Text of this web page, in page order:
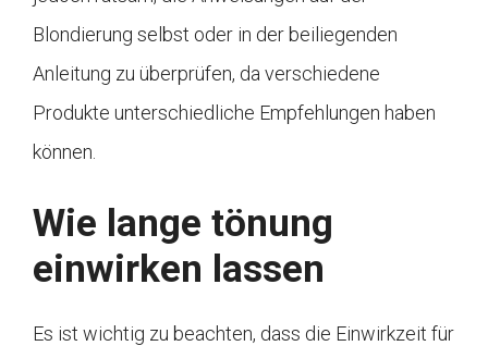
Blondierung selbst oder in der beiliegenden
Anleitung zu überprüfen, da verschiedene
Produkte unterschiedliche Empfehlungen haben
können.
Wie lange tönung
einwirken lassen
Es ist wichtig zu beachten, dass die Einwirkzeit für